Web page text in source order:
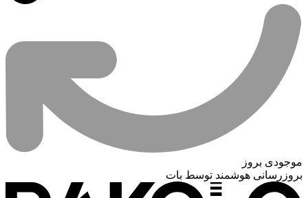
موجودی بروز
بروزرسانی هوشمند توسط بات